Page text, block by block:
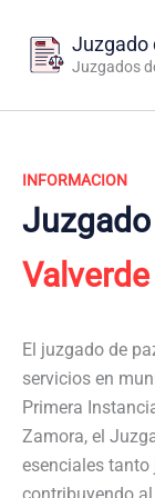
contenido
Juzgado
Juzgados
INFORMACION
Valverde
El juzgado de
servicios en
Primera
Zamora, el
esenciales